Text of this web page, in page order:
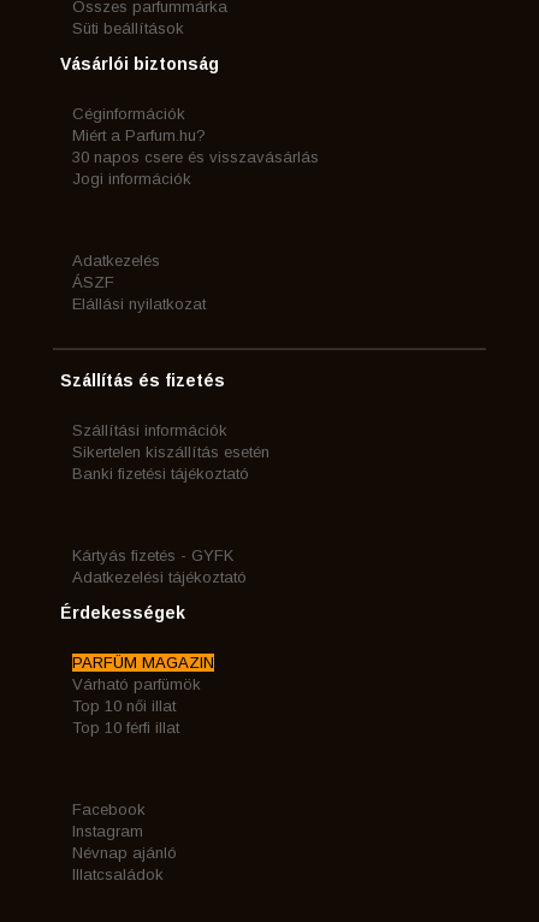
Összes parfummárka
Süti beállítások
Vásárlói biztonság
Céginformációk
Miért a Parfum.hu?
30 napos csere és visszavásárlás
Jogi információk
Adatkezelés
ÁSZF
Elállási nyilatkozat
Szállítás és fizetés
Szállítási információk
Sikertelen kiszállítás esetén
Banki fizetési tájékoztató
Kártyás fizetés - GYFK
Adatkezelési tájékoztató
Érdekességek
PARFÜM MAGAZIN
Várható parfümök
Top 10 női illat
Top 10 férfi illat
Facebook
Instagram
Névnap ajánló
Illatcsaládok